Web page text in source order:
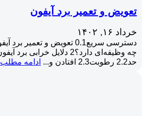
تعویض و تعمیر برد آیفون
خرداد ۱۶, ۱۴۰۲
حد2.2 رطوبت2.3 افتادن و...
ادامه مطلب